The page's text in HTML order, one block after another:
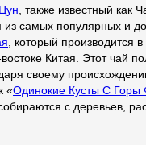
, также известный как
из самых популярных и
, который производится
Китая. Этот чай
своему
«Одинокие Кусты С Горы
с деревьев,